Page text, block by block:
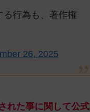
行為も、著作権
26, 2025
れた事に関して公式